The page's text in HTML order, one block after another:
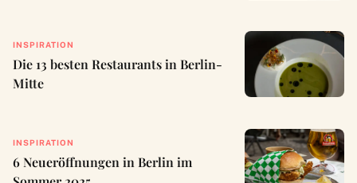
INSPIRATION
Die 13 besten Restaurants in Berlin-
Mitte
INSPIRATION
6 Neueröffnungen in Berlin im